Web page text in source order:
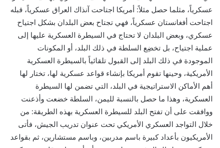
عسكرياً، مثلما حصل مثلاً: أمريكا اجتاحت آنذاك العراق عسكرياً، قبله
اجتاحت أفغانستان عسكرياً، فهي تجتاح بعض البلدان بشكل اجتياح
عسكري، وبعض البلدان لا تحتاج في السيطرة العسكرية عليها إلى
عملية اجتياح، بل تخضِع السلطة في ذلك البلد، أو المكونات
الموجودة في ذلك البلد إلى القبول تلقائياً بالسيطرة العسكرية
الأمريكية، وحينها تقوم أمريكا بإنشاء قواعد عسكرية لها، تختار لها
أهم الأماكن الاستراتيجية في البلد، التي تضمن لها السيطرة
العسكرية، وهذا ما حصل بالنسبة لليمن، السلطة خضعت وأذعنت
ووافقت على أن تفتح البلد للسيطرة العسكرية بهذه الطريقة: من
خلال التواجد العسكري الأمريكي تحت عنوان تدريب الجيش، فأتى
الأمريكيون بأعداد كبيرة باسم مدربين، وباسم مستشارين، ثم بقواعد